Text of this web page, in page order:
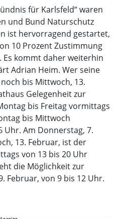
für Karlsfeld“ waren
und Bund Naturschutz
ist hervorragend gestartet,
10 Prozent Zustimmung
kommt daher weiterhin
Adrian Heim. Wer seine
bis Mittwoch, 13.
Gelegenheit zur
bis Freitag vormittags
bis Mittwoch
Uhr. Am Donnerstag, 7.
13. Februar, ist der
von 13 bis 20 Uhr
die Möglichkeit zur
Februar, von 9 bis 12 Uhr.